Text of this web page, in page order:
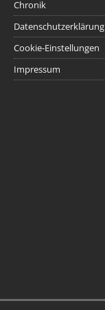
Chronik
Datenschutzerklärung
Cookie-Einstellungen
Impressum